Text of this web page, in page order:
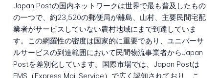
Japan Postの国内ネットワークは世界で最も普及したもの
の一つで、約23,520の郵便局が離島、山村、主要民間宅配
業者がサービスしていない農村地域にまで到達していま
す。この網羅性の密度は国家的に重要であり、ユニバーサ
ルサービスの到達範囲において民間物流事業者からJapan
Postを差別化しています。国際市場では、Japan Postは
EMS（Express Mail Service）で広く認知されており、こ